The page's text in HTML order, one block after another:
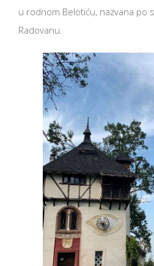
u rodnom Belotiću, nazvana po
Radovanu.